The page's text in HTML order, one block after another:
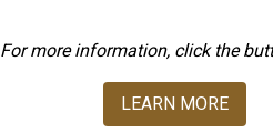
For more information, click the
LEARN MORE